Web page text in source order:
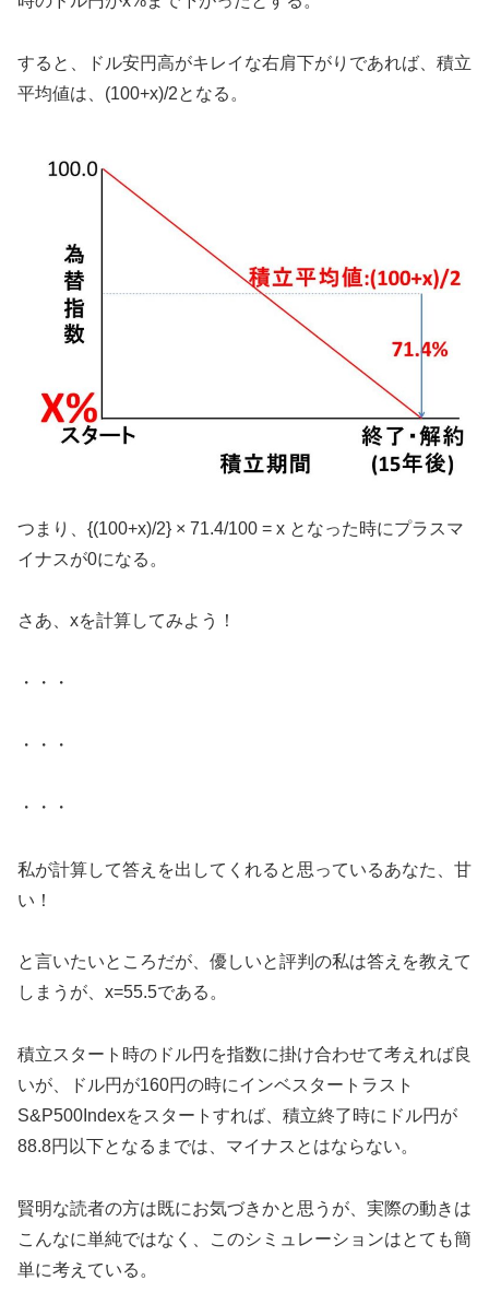
すると、ドル安円高がキレイな右肩下がりであれば、積立
平均値は、(100+x)/2となる。
つまり、{(100+x)/2} × 71.4/100 = x となった時にプラスマ
イナスが0になる。
さあ、xを計算してみよう！
・・・
・・・
・・・
私が計算して答えを出してくれると思っているあなた、甘
い！
と言いたいところだが、優しいと評判の私は答えを教えて
しまうが、x=55.5である。
積立スタート時のドル円を指数に掛け合わせて考えれば良
いが、ドル円が160円の時にインベスタートラスト
S&P500Indexをスタートすれば、積立終了時にドル円が
88.8円以下となるまでは、マイナスとはならない。
賢明な読者の方は既にお気づきかと思うが、実際の動きは
こんなに単純ではなく、このシミュレーションはとても簡
単に考えている。